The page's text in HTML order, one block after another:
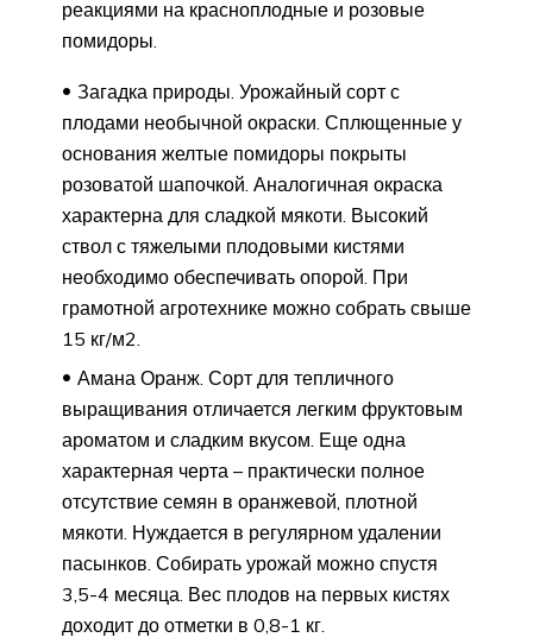
реакциями на красноплодные и розовые
помидоры.
Загадка природы. Урожайный сорт с
плодами необычной окраски. Сплющенные у
основания желтые помидоры покрыты
розоватой шапочкой. Аналогичная окраска
характерна для сладкой мякоти. Высокий
ствол с тяжелыми плодовыми кистями
необходимо обеспечивать опорой. При
грамотной агротехнике можно собрать свыше
15 кг/м2.
Амана Оранж. Сорт для тепличного
выращивания отличается легким фруктовым
ароматом и сладким вкусом. Еще одна
характерная черта – практически полное
отсутствие семян в оранжевой, плотной
мякоти. Нуждается в регулярном удалении
пасынков. Собирать урожай можно спустя
3,5-4 месяца. Вес плодов на первых кистях
доходит до отметки в 0,8-1 кг.